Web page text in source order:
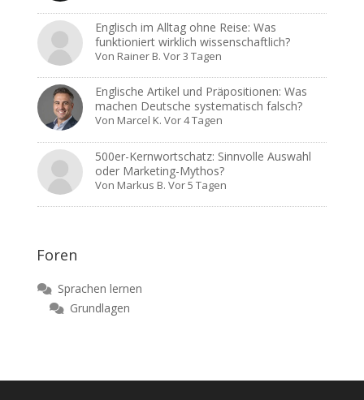
Englisch im Alltag ohne Reise: Was
funktioniert wirklich wissenschaftlich?
Von Rainer B. Vor 3 Tagen
Englische Artikel und Präpositionen: Was
machen Deutsche systematisch falsch?
Von Marcel K. Vor 4 Tagen
500er-Kernwortschatz: Sinnvolle Auswahl
oder Marketing-Mythos?
Von Markus B. Vor 5 Tagen
Foren
Sprachen lernen
Grundlagen